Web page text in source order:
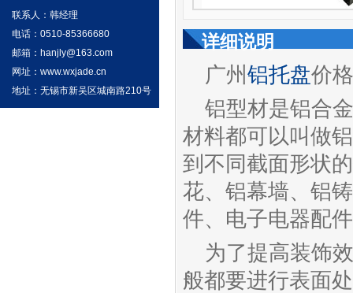
联系人：韩经理
电话：0510-85366680
邮箱： hanjly@163.com
网址： www.wxjade.cn
地址：无锡市新吴区城南路210号
详细说明
广州 铝托盘价
铝型材是铝合
材料都可以叫做
到不同截面形状
花、铝幕墙、铝
件、电子电器配
为了提高装饰
般都要进行表面